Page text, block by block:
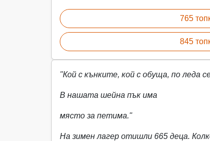
765
845
"Кой с кънките, кой с обуща, по леда
В нашата шейна пък има
място за петима."
На зимен лагер отишли 665 деца.